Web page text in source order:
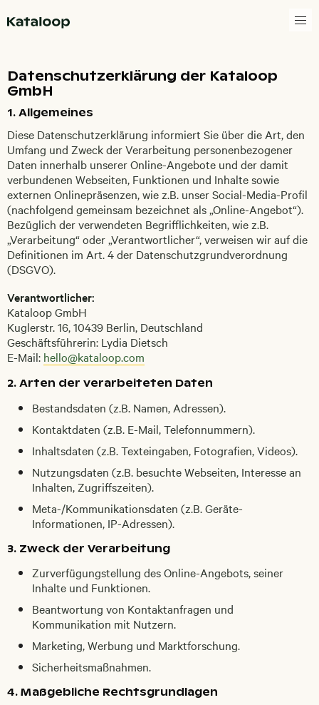
Datenschutzerklärung der Kataloop
GmbH
1. Allgemeines
Diese Datenschutzerklärung informiert Sie über die Art, den
Umfang und Zweck der Verarbeitung personenbezogener
Daten innerhalb unserer Online-Angebote und der damit
verbundenen Webseiten, Funktionen und Inhalte sowie
externen Onlinepräsenzen, wie z.B. unser Social-Media-Profil
(nachfolgend gemeinsam bezeichnet als „Online-Angebot“).
Bezüglich der verwendeten Begrifflichkeiten, wie z.B.
„Verarbeitung“ oder „Verantwortlicher“, verweisen wir auf die
Definitionen im Art. 4 der Datenschutzgrundverordnung
(DSGVO).
Verantwortlicher:
Kataloop GmbH
Kuglerstr. 16, 10439 Berlin, Deutschland
Geschäftsführerin: Lydia Dietsch
E-Mail: hello@kataloop.com
2. Arten der verarbeiteten Daten
Bestandsdaten (z.B. Namen, Adressen).
Kontaktdaten (z.B. E-Mail, Telefonnummern).
Inhaltsdaten (z.B. Texteingaben, Fotografien, Videos).
Nutzungsdaten (z.B. besuchte Webseiten, Interesse an
Inhalten, Zugriffszeiten).
Meta-/Kommunikationsdaten (z.B. Geräte-
Informationen, IP-Adressen).
3. Zweck der Verarbeitung
Zurverfügungstellung des Online-Angebots, seiner
Inhalte und Funktionen.
Beantwortung von Kontaktanfragen und
Kommunikation mit Nutzern.
Marketing, Werbung und Marktforschung.
Sicherheitsmaßnahmen.
4. Maßgebliche Rechtsgrundlagen